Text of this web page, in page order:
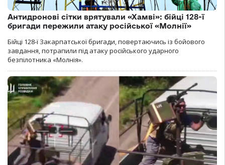
Антидронові сітки врятували «Хамві»: бійці 128-ї
бригади пережили атаку російської «Молнії»
Бійці 128-ї Закарпатської бригади, повертаючись із бойового
завдання, потрапили під атаку російського ударного
безпілотника «Молнія».